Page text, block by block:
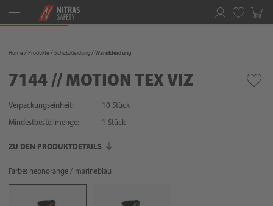
Toggle
navigation
Home Produkte Schutzkleidung Warnkleidung
7144 // MOTION TEX VIZ
Verpackungseinheit:
10 Stück
Mindestbestellmenge:
1 Stück
ZU DEN PRODUKTDETAILS
Farbe: neonorange / marineblau